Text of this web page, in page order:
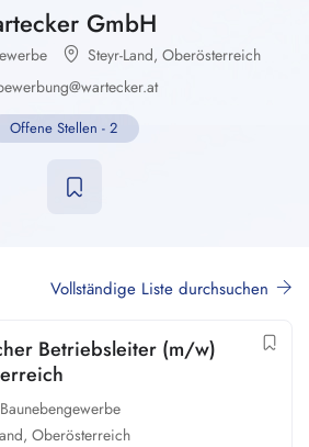
GmbH
Steyr-Land, Oberösterreich
Offene Stellen - 2
Vollständige Liste durchsuchen
Betriebsleiter (m/w)
, Oberösterreich